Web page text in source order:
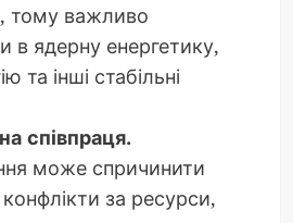
тому важливо
в ядерну енергетику,
та інші стабільні
співпраця.
може спричинити
конфлікти за ресурси,